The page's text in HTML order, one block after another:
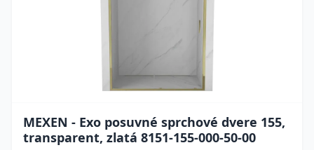
MEXEN - Exo posuvné sprchové dvere 155,
transparent, zlatá 8151-155-000-50-00